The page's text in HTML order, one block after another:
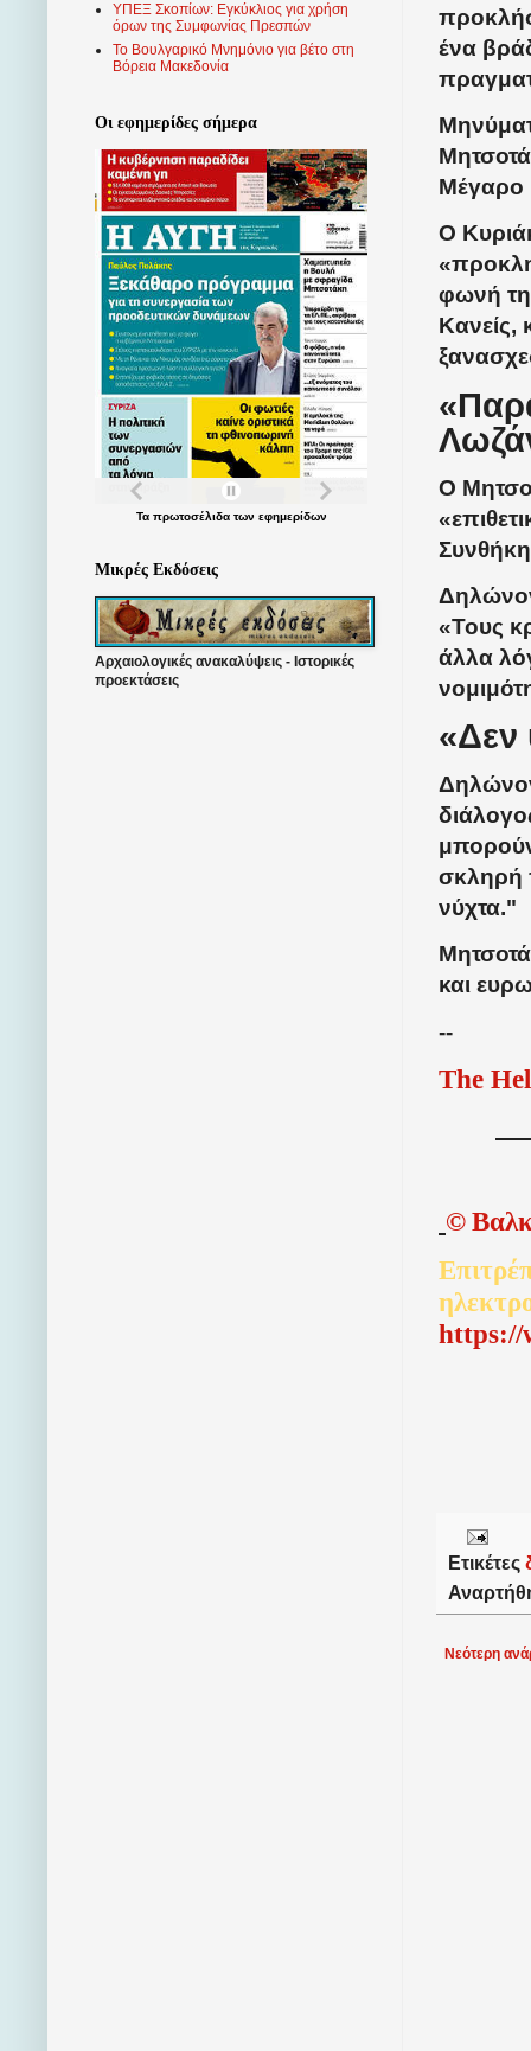
ένα
Μέγαρο
Ο
φωνή
Κανείς,
Ο
«Τους
άλλα
«Δεν
σκληρή
νύχτα."
και
--
The
©
https://
Ετικέτες
Νεότερη
ΥΠΕΞ Σκοπίων: Εγκύκλιος για χρήση
όρων της Συμφωνίας Πρεσπών
Το Βουλγαρικό Μνημόνιο για βέτο στη
Βόρεια Μακεδονία
Οι εφημερίδες σήμερα
Τα πρωτοσέλιδατων εφημερίδων
Μικρές Εκδόσεις
Αρχαιολογικές ανακαλύψεις - Ιστορικές
προεκτάσεις